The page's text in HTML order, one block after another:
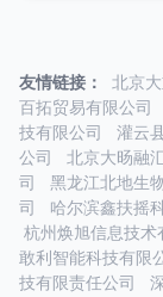
友情链接： 北京
百拓贸易有限公司
技有限公司
灌云
公司
北京大旸融
司
黑龙江北地生
司
哈尔滨鑫扶摇
杭州焕旭信息技术
敢利智能科技有限
技有限责任公司